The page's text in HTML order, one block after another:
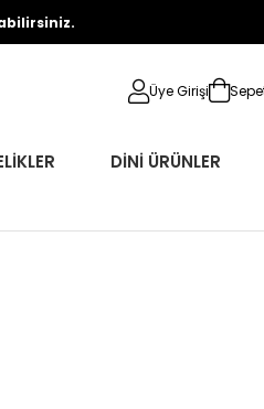
Üye Girişi
DİNİ ÜRÜNLER